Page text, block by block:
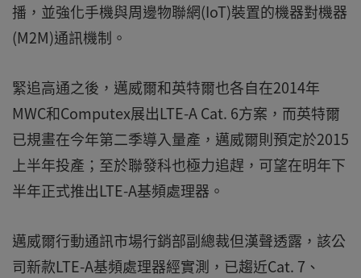
播，並強化手機與周邊物聯網(IoT)裝置的機器對機器
(M2M)通訊機制。
緊追高通之後，邁威爾和英特爾也各自在2014年
MWC和Computex展出LTE-A Cat. 6方案，而英特爾
已規畫在今年第二季導入量產，邁威爾則預定於2015
上半年投產；至於聯發科也極力追趕，可望在明年下
半年正式推出LTE-A基頻處理器。
邁威爾行動通訊市場行銷部副總裁但漢聲透露，該公
司新款LTE-A基頻處理器經實測，已趨近Cat. 7、